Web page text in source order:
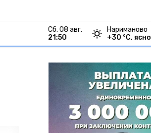
сб, 08 авг.
21:50
Нариманово
+30 °С, ясно